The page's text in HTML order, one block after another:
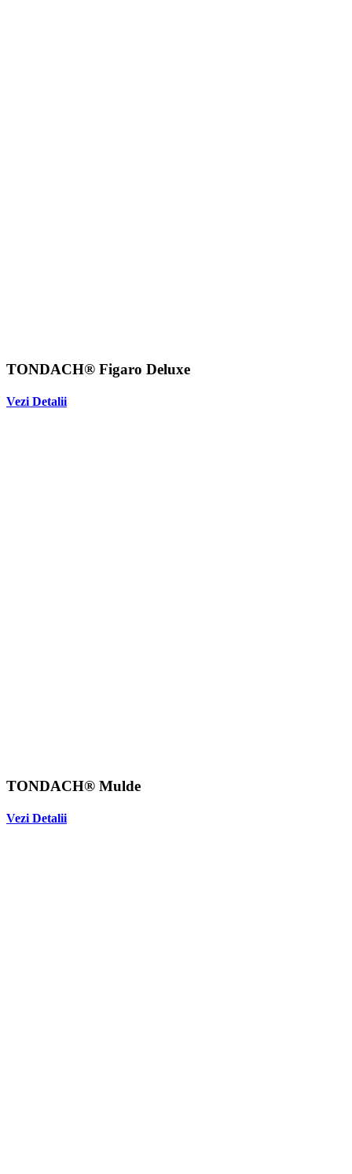
TONDACH® Figaro Deluxe
Vezi Detalii
TONDACH® Mulde
Vezi Detalii